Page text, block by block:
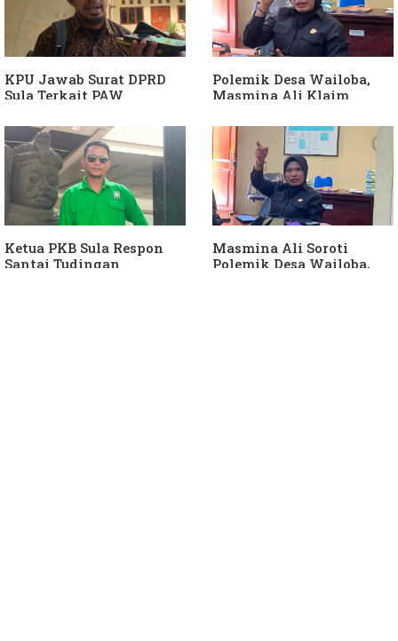
KPU Jawab Surat DPRD
Sula Terkait PAW
Hanura
Polemik Desa Wailoba,
Masmina Ali Klaim
Keterlibatan Ketua PKB
Sula
Ketua PKB Sula Respon
Santai Tudingan
Masmina Ali Soroti
Polemik Desa Wailoba,